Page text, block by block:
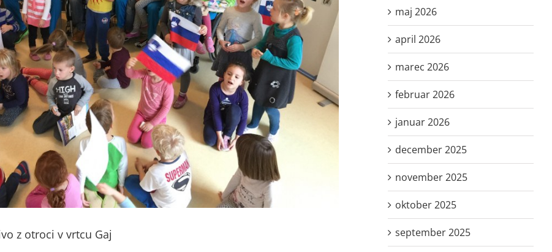
z otroci v vrtcu Gaj
maj 2026
april 2026
marec 2026
februar 2026
januar 2026
december 2025
november 2025
oktober 2025
september 2025